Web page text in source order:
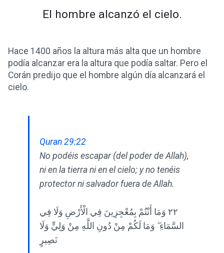
El hombre alcanzó el cielo.
Hace 1400 años la altura más alta que un hombre
podía alcanzar era la altura que podía saltar. Pero el
Corán predijo que el hombre algún día alcanzará el
cielo.
Quran 29:22
No podéis escapar (del poder de Allah),
ni en la tierra ni en el cielo; y no tenéis
protector ni salvador fuera de Allah.
٢٢ وَمَا أَنْتُمْ بِمُعْجِزِينَ فِي الْأَرْضِ وَلَا فِي
السَّمَاءِ ۖ وَمَا لَكُمْ مِنْ دُونِ اللَّهِ مِنْ وَلِيٍّ وَلَا
نَصِيرٍ